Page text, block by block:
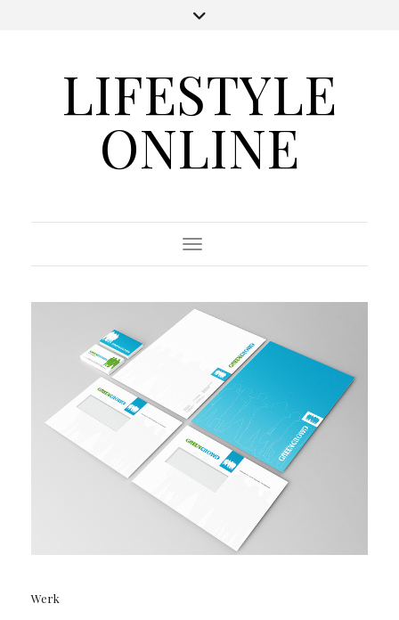
LIFESTYLE
ONLINE
Toggle Navigation
Werk